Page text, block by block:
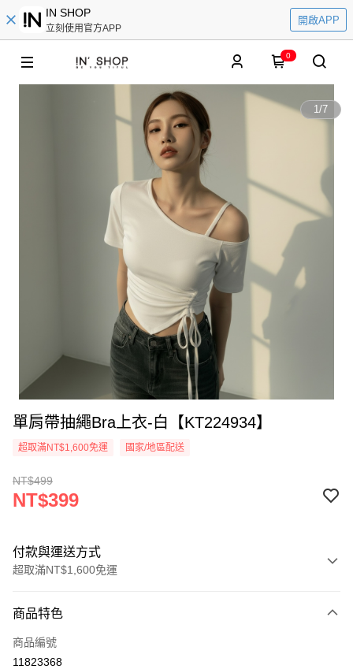
IN SHOP
立刻使用官方APP
開啟APP
0
1/7
單肩帶抽繩Bra上衣-白【KT224934】
超取滿NT$1,600免運 國家/地區配送
NT$499
NT$399
付款與運送方式
超取滿NT$1,600免運
信用卡一次付款
超商取貨付款
商品特色
商品編號
11823368